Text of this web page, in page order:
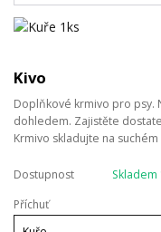
Kivo
Doplňkové krmivo pro psy.
dohledem. Zajistěte
Krmivo skladujte na
Dostupnost
Skladem
Příchuť